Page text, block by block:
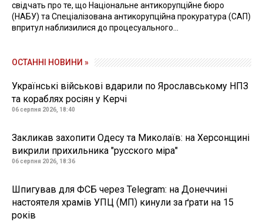
свідчать про те, що Національне антикорупційне бюро
(НАБУ) та Спеціалізована антикорупційна прокуратура (САП)
впритул наблизилися до процесуального...
ОСТАННІ НОВИНИ »
Українські військові вдарили по Ярославському НПЗ
та кораблях росіян у Керчі
06 серпня 2026, 18:40
Закликав захопити Одесу та Миколаїв: на Херсонщині
викрили прихильника "русского міра"
06 серпня 2026, 18:36
Шпигував для ФСБ через Telegram: на Донеччині
настоятеля храмів УПЦ (МП) кинули за ґрати на 15
років